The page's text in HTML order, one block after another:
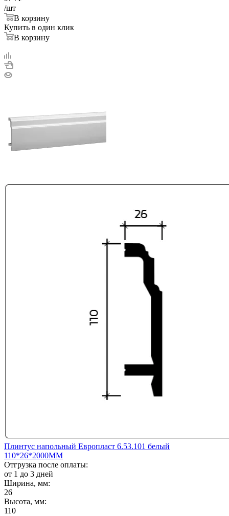
/шт
В корзину
Купить в один клик
В корзину
Плинтус напольный Европласт 6.53.101 белый
110*26*2000ММ
Отгрузка после оплаты:
от 1 до 3 дней
Ширина, мм:
26
Высота, мм:
110